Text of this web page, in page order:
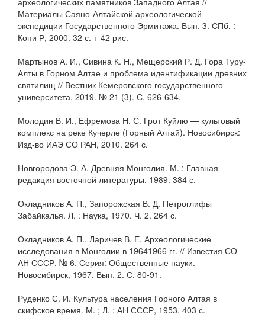
Материалы Саяно-Алтайской археологической
экспедиции Государственного Эрмитажа. Вып. 3. СПб. :
Копи Р, 2000. 32 с. + 42 рис.
Мартынов А. И., Сивина К. Н., Мещерский Р. Д. Гора Туру-
Алты в Горном Алтае и проблема идентификации древних
святилищ // Вестник Кемеровского государственного
университета. 2019. № 21 (3). С. 626-634.
Молодин В. И., Ефремова Н. С. Грот Куйлю — культовый
комплекс на реке Кучерле (Горный Алтай). Новосибирск:
Изд-во ИАЭ СО РАН, 2010. 264 с.
Новгородова Э. А. Древняя Монголия. М. : Главная
редакция восточной литературы, 1989. 384 с.
Окладников А. П., Запорожская В. Д. Петроглифы
Забайкалья. Л. : Наука, 1970. Ч. 2. 264 с.
Окладников А. П., Ларичев В. Е. Археологические
исследования в Монголии в 19641966 гг. // Известия СО
АН СССР. № 6. Серия: Общественные науки.
Новосибирск, 1967. Вып. 2. С. 80-91.
Руденко С. И. Культура населения Горного Алтая в
скифское время. М. ; Л. : АН СССР, 1953. 403 с.